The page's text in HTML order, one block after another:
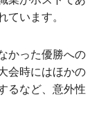
います。
かった優勝への
会時にはほかの
るなど、意外性